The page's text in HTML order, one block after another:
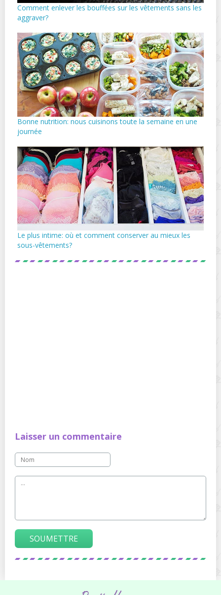
Comment enlever les bouffées sur les vêtements sans les
aggraver?
Bonne nutrition: nous cuisinons toute la semaine en une
journée
Le plus intime: où et comment conserver au mieux les
sous-vêtements?
Laisser un commentaire
SOUMETTRE